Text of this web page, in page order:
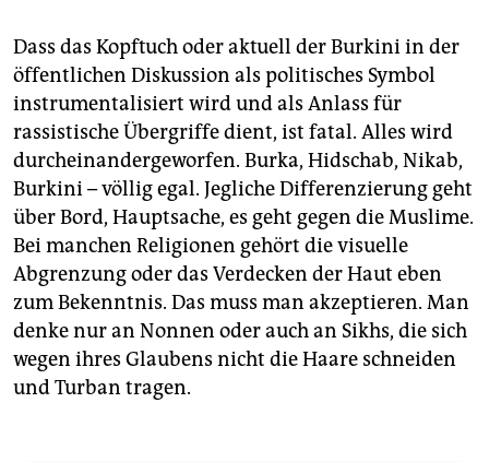
Dass das Kopftuch oder aktuell der Burkini in der
öffentlichen Diskussion als politisches Symbol
instrumentalisiert wird und als Anlass für
rassistische Übergriffe dient, ist fatal. Alles wird
durcheinandergeworfen. Burka, Hidschab, Nikab,
Burkini – völlig egal. Jegliche Differenzierung geht
über Bord, Hauptsache, es geht gegen die Muslime.
Bei manchen Religionen gehört die visuelle
Abgrenzung oder das Verdecken der Haut eben
zum Bekenntnis. Das muss man akzeptieren. Man
denke nur an Nonnen oder auch an Sikhs, die sich
wegen ihres Glaubens nicht die Haare schneiden
und Turban tragen.